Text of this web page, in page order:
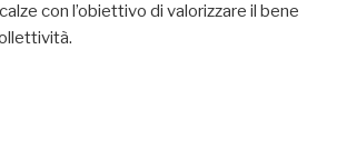
con l’obiettivo di valorizzare il bene